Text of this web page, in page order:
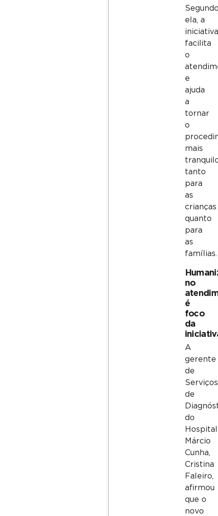
ela, a
iniciativa
facilita
o
e
ajuda
a
tornar
o
mais
tanto
para
as
crianças
quanto
para
as
famílias.
no
é
foco
da
A
gerente
de
Serviços
de
do
Hospital
Márcio
Cunha,
Cristina
Faleiro,
afirmou
que o
novo